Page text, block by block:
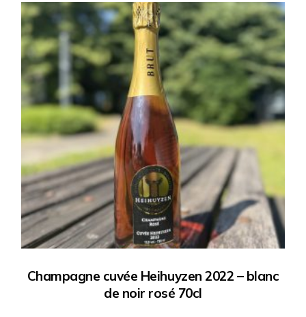
Champagne cuvée Heihuyzen 2022 – blanc
de noir rosé 70cl